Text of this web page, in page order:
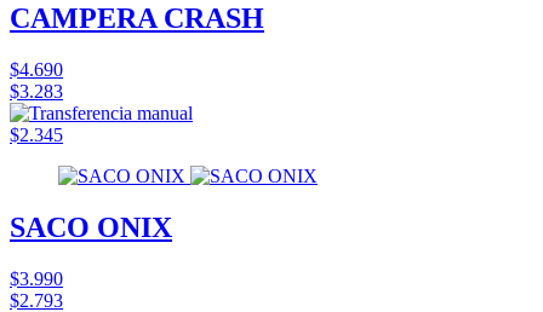
CAMPERA CRASH
$4.690
$3.283
$2.345
SACO ONIX
$3.990
$2.793